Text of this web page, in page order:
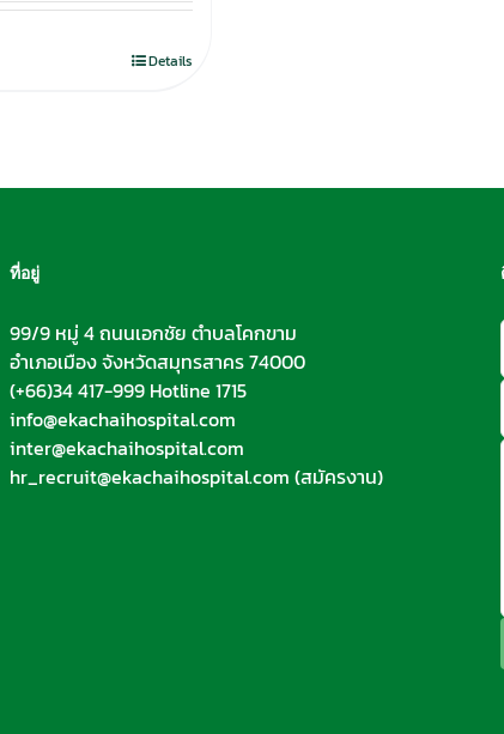
฿.
is:
Details
ที่อยู่
99/9 หมู่ 4 ถนนเอกชัย ตำบลโคกขาม
อำเภอเมือง จังหวัดสมุทรสาคร 74000
(+66)34 417-999 Hotline 1715
info@ekachaihospital.com
inter@ekachaihospital.com
hr_recruit@ekachaihospital.com (สมัครงาน)